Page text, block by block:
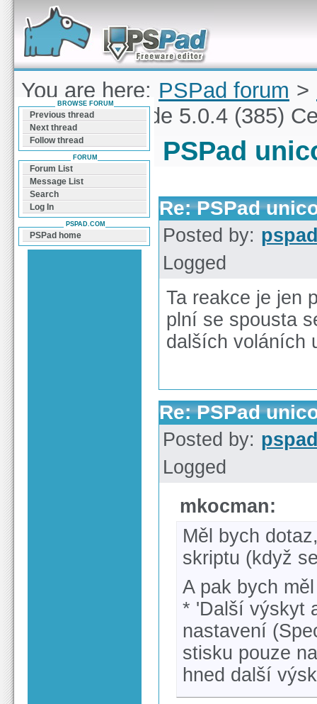
Forum can help you solve problems and quickly
find a solution with PSPad for Microsoft
Windows
You are here: PSPad forum >
PSPad unicode 5.0.4 (385)
PSPad
Re: PSPad
Posted by:
Logged
Ta reakce je jen
plní se spousta
dalších voláních
Re: PSPad
Posted by:
Logged
mkocman:
Měl bych
skriptu (když
A pak bych
* 'Další výskyt
nastavení
stisku pouze
hned další
BROWSE FORUM
Previous thread
Next thread
Follow thread
FORUM
Forum List
Message List
Search
Log In
PSPAD.COM
PSPad home